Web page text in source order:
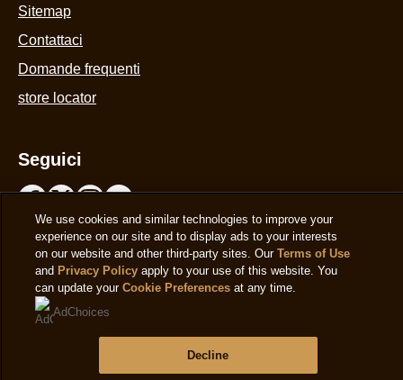
Sitemap
Contattaci
Domande frequenti
Seguici
Paese
experience on our site and to display ads to your interests
on our website and other third-party sites. Our
andPrivacy Policyapply to your use of this website. You
can update your
Accept